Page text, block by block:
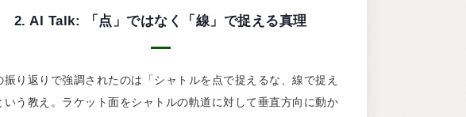
2. AI Talk: 「点」ではなく「線」で捉える真理
振り返りで強調されたのは「シャトルを点で捉えるな、線で捉え
いう教え。ラケット面をシャトルの軌道に対して垂直方向に動か